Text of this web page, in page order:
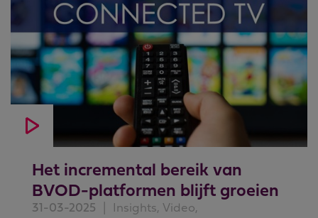
Het incremental bereik van
BVOD-platformen blijft groeien
31-03-2025 Insights, Video,